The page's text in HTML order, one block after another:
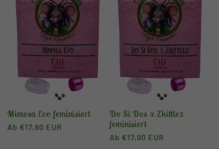
Mimosa Evo feminisiert
Normaler
Ab €17,90 EUR
Do Si Dos x Zkittlez
feminisiert
Normaler
Ab €17,90 EUR